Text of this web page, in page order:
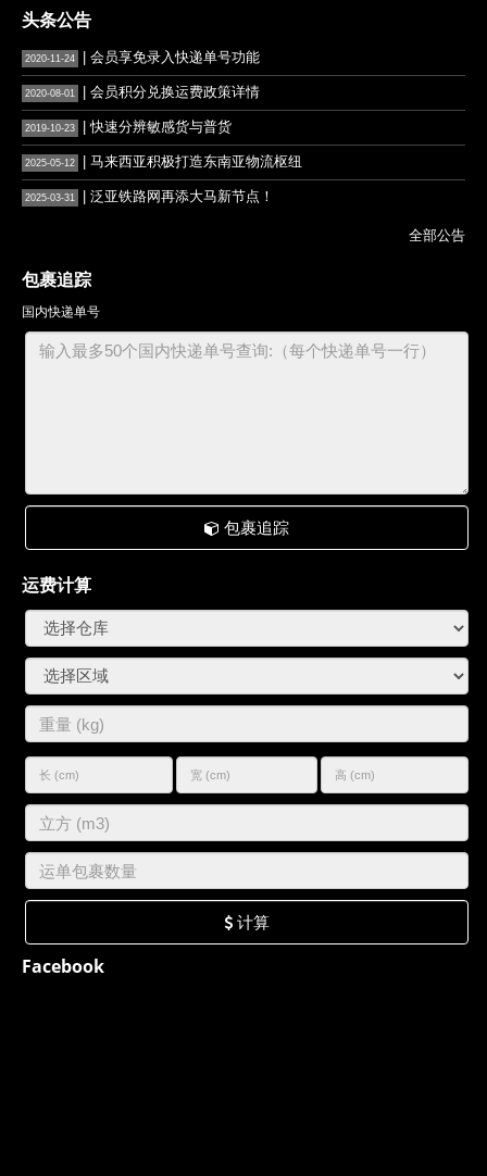
头条公告
2020-11-24 | 会员享免录入快递单号功能
2020-08-01 | 会员积分兑换运费政策详情
2019-10-23 | 快速分辨敏感货与普货
2025-05-12 | 马来西亚积极打造东南亚物流枢纽
2025-03-31 | 泛亚铁路网再添大马新节点！
全部公告
包裹追踪
国内快递单号
包裹追踪
运费计算
计算
Facebook